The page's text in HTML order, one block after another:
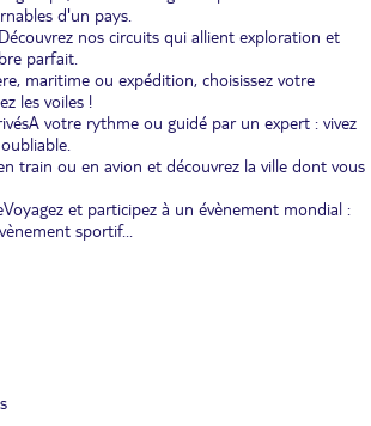
d'un pays.
Découvrez nos circuits qui allient exploration et
parfait.
maritime ou expédition, choisissez votre
les voiles !
A votre rythme ou guidé par un expert : vivez
train ou en avion et découvrez la ville dont vous
Voyagez et participez à un évènement mondial :
sportif...